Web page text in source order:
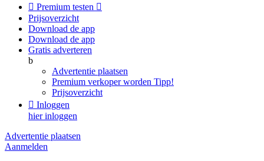
 Premium testen 
Prijsoverzicht
Download de app
Download de app
Gratis adverteren
b
Advertentie plaatsen
Premium verkoper worden Tipp!
Prijsoverzicht
 Inloggen
hier inloggen
Advertentie plaatsen
Aanmelden